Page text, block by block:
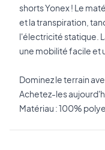
shorts Yonex ! Le
et la transpiration,
l'électricité statique.
une mobilité facile et
Dominez le terrain
Achetez-les
Matériau : 100%